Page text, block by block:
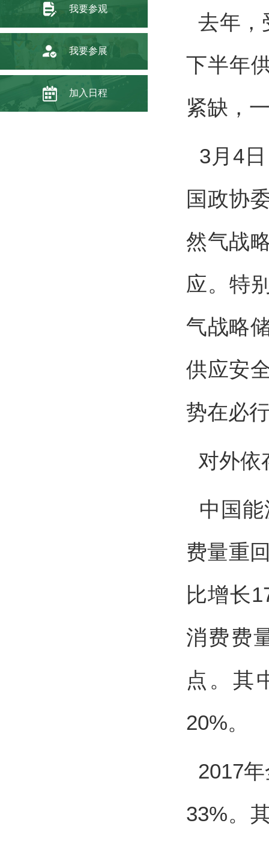
我要参观
我要参展
加入日程
去年，
下半年
紧缺，
3月4
国政协
然气战
应。特
气战略
供应安
势在必
对外依
中国能
费量重
比增长
消费费
点。其
20%。
2017
33%。